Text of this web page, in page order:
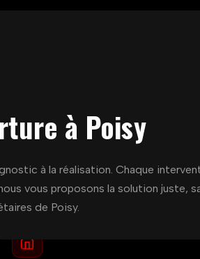
à Poisy
à la réalisation. Chaque
vous proposons la solution juste,
de Poisy.